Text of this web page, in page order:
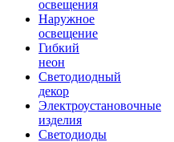
освещения
Наружное
освещение
Гибкий
неон
Светодиодный
декор
Электроустановочные
изделия
Светодиоды